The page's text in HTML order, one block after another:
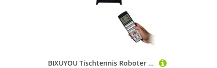
BIXUYOU Tischtennis Roboter mit Netz, automatische ballmaschine Ping Pong Roboter Tischtennis Trainer für Training und Übung mit Fernbedienung, CE/CCC